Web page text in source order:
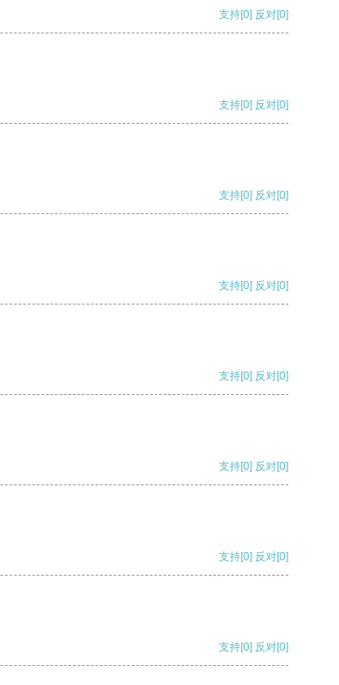
支持[0] 反对[0]
支持[0] 反对[0]
支持[0] 反对[0]
支持[0] 反对[0]
支持[0] 反对[0]
支持[0] 反对[0]
支持[0] 反对[0]
支持[0] 反对[0]